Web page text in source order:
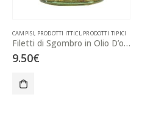
CAMPISI, PRODOTTI ITTICI, PRODOTTI TIPICI
Filetti di Sgombro in Olio D’oliva 300g
9.50€